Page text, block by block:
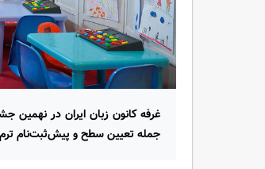
غرفه کانون زبان ایران در نهمین
جمله تعیین سطح و پیش‌ثبت‌نام ترم